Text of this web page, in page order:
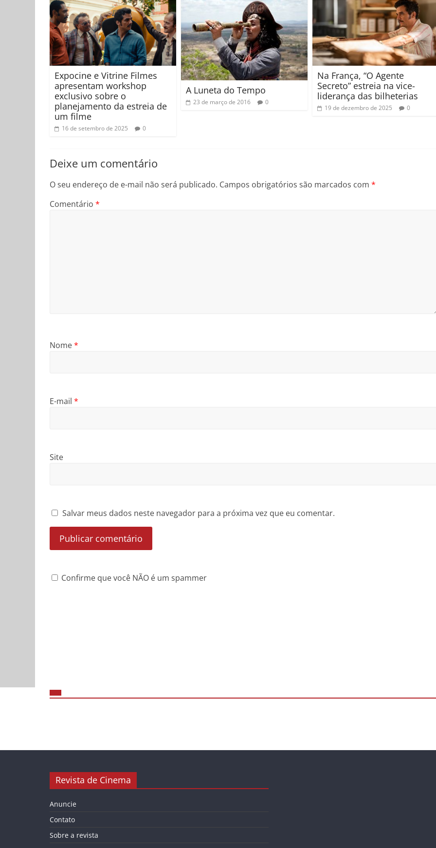
Expocine e Vitrine Filmes
apresentam workshop
exclusivo sobre o
planejamento da estreia de
um filme
16 de setembro de 2025 0
A Luneta do Tempo
23 de março de 2016 0
Na França, “O Agente
Secreto” estreia na vice-
liderança das bilheterias
19 de dezembro de 2025 0
Deixe um comentário
O seu endereço de e-mail não será publicado. Campos obrigatórios são marcados com *
Comentário *
Nome*
E-mail *
Site
Salvar meus dados neste navegador para a próxima vez que eu comentar.
Confirme que você NÃO é um spammer
Revista de Cinema
Anuncie
Contato
Sobre a revista